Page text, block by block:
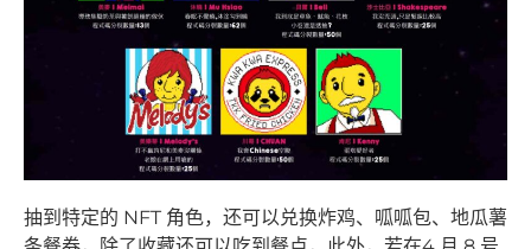
抽到特定的 NFT 角色，还可以兑换炸鸡、呱呱包、地瓜薯